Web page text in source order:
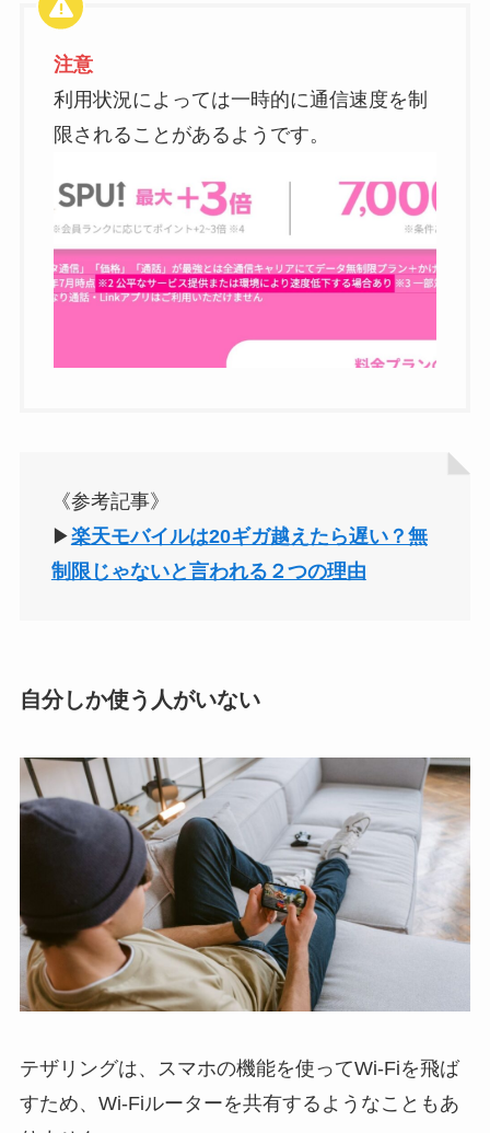
注意
利用状況によっては一時的に通信速度を制
限されることがあるようです。
《参考記事》
▶︎楽天モバイルは20ギガ越えたら遅い？無
制限じゃないと言われる２つの理由
自分しか使う人がいない
テザリングは、スマホの機能を使ってWi-Fiを飛ば
すため、Wi-Fiルーターを共有するようなこともあ